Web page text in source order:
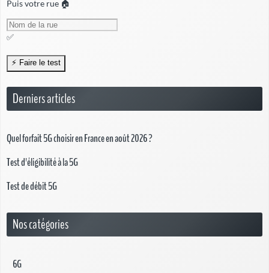
Puis votre rue 🏠
✅
Derniers articles
Quel forfait 5G choisir en France en août 2026 ?
Test d'éligibilité à la 5G
Test de débit 5G
Nos catégories
6G